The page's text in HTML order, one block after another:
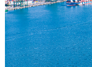
公益 一带
文化产业